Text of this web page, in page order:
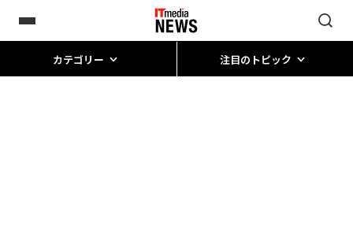
カテゴリー 注目のトピック